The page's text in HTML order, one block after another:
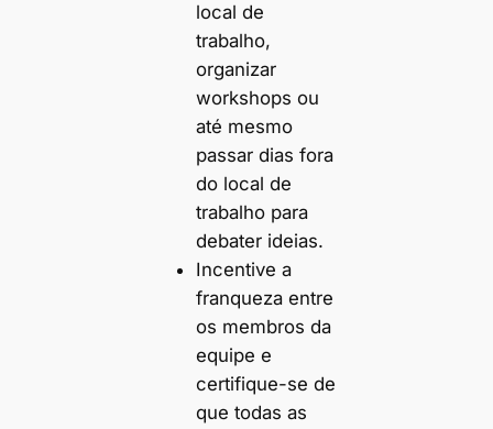
local de
trabalho,
organizar
workshops ou
até mesmo
passar dias fora
do local de
trabalho para
debater ideias.
Incentive a
franqueza entre
os membros da
equipe e
certifique-se de
que todas as